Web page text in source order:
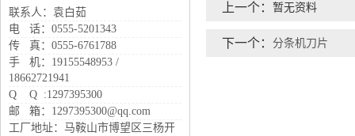
联系人：袁白茹
电 话：0555-5201343
传 真：0555-6761788
手 机：19155548953 /
18662721941
Q Q :1297395300
邮 箱：1297395300@qq.com
工厂地址：马鞍山市博望区三杨开
上一个： 暂无资料
下一个： 分条机刀片